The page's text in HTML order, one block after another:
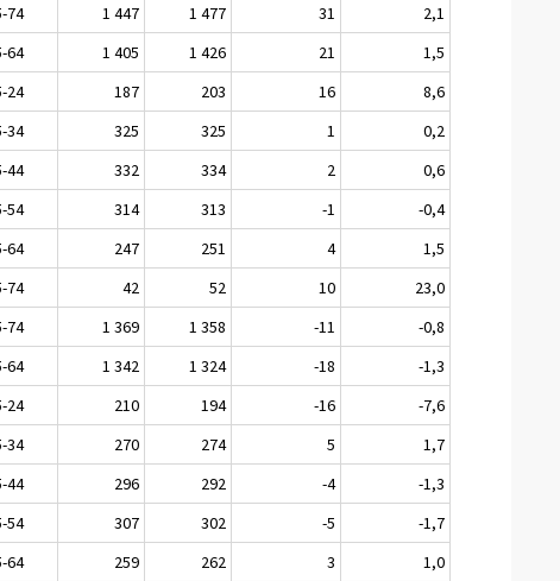
74 1 447 1 477 31
2,1
64
1 405 1 426 21
1,5
24
187 203 16
8,6
34
325 325 1
0,2
44
332 334 2
0,6
54
314 313 -1
-0,4
64
247 251 4
1,5
74
42 52 10
23,0
74 1 369 1 358 -11
-0,8
64
1 342 1 324 -18
-1,3
24
210 194 -16
-7,6
34
270 274 5
1,7
44
296 292 -4
-1,3
54
307 302 -5
-1,7
64
259 262 3
1,0